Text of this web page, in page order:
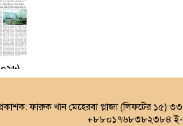
ফারুক খান মেহেরবা প্লাজা (লিফটের ১৫)
+৮৮০১৭৬৮৩৮২৩৮৪ ই-